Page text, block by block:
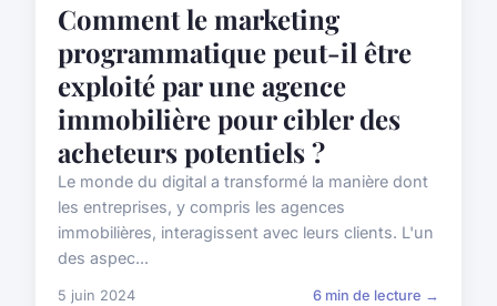
Comment le marketing
programmatique peut-il être
exploité par une agence
immobilière pour cibler des
acheteurs potentiels ?
Le monde du digital a transformé la manière dont
les entreprises, y compris les agences
immobilières, interagissent avec leurs clients. L'un
des aspec...
5 juin 2024 6 min de lecture →